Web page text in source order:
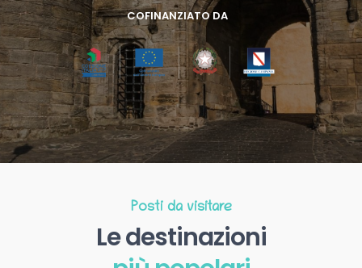
COFINANZIATO DA
Posti da visitare
Le destinazioni